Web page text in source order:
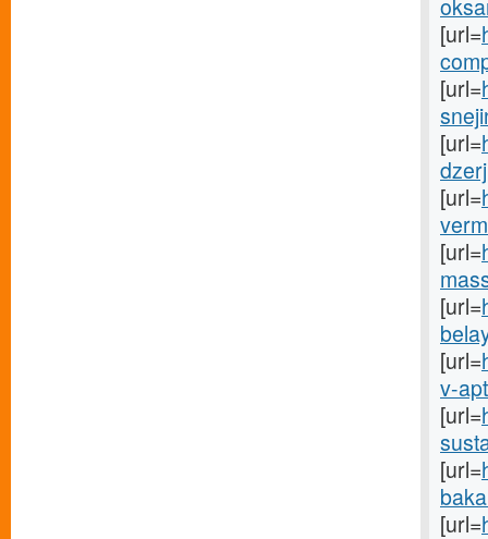
[url=
[url=
[url=
[url=
[url=
[url=
[url=
v-
[url=
[url=
[url=